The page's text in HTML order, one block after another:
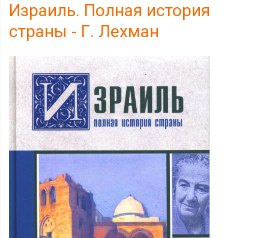
Израиль. Полная история
страны - Г. Лехман